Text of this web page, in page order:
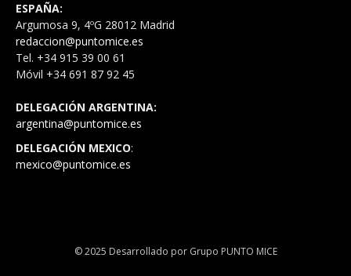
ESPAÑA:
Argumosa 9, 4ºG 28012 Madrid
redaccion@puntomice.es
Tel. +34 915 39 00 61
Móvil +34 691 87 92 45
DELEGACIÓN ARGENTINA:
argentina@puntomice.es
DELEGACIÓN MEXICO:
mexico@puntomice.es
© 2025 Desarrollado por Grupo PUNTO MICE